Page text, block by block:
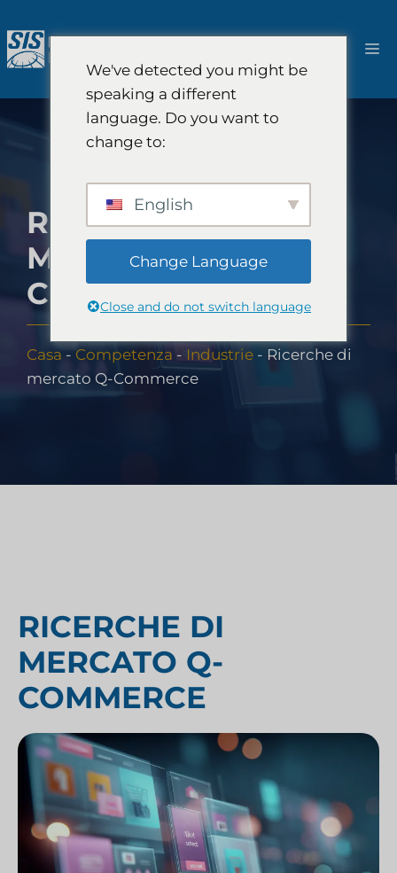
al
contenuto
RICERCHE DI
MERCATO Q-
COMMERCE
Casa - Competenza - Industrie - Ricerche di
mercato Q-Commerce
RICERCHE DI
MERCATO Q-
COMMERCE
We've detected you might be
speaking a different
language. Do you want to
change to:
English
Change Language
Close and do not switch language